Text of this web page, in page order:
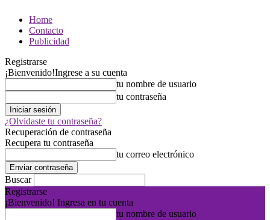
Home
Contacto
Publicidad
Registrarse
¡Bienvenido!Ingrese a su cuenta
tu nombre de usuario
tu contraseña
¿Olvidaste tu contraseña?
Recuperación de contraseña
Recupera tu contraseña
tu correo electrónico
Buscar
Registrarse
¡Bienvenido! Ingresa en tu cuenta
tu nombre de usuario